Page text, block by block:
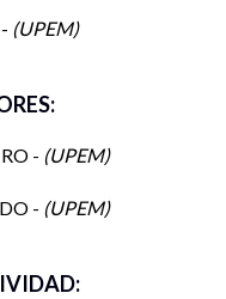
UPEM
- UPEM
- UPEM